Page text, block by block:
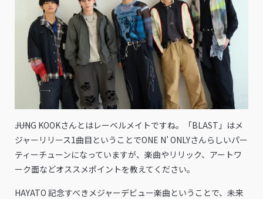
――JUNG KOOKさんとはレーベルメイトですね。「BLAST」はメ
ジャーリリース1曲目ということでONE N’ ONLYさんらしいパー
ティーチューンになっていますが、楽曲やリリック、アートワ
ーク面などオススメポイントを教えてください。
HAYATO 記念すべきメジャーデビュー楽曲ということで、未来